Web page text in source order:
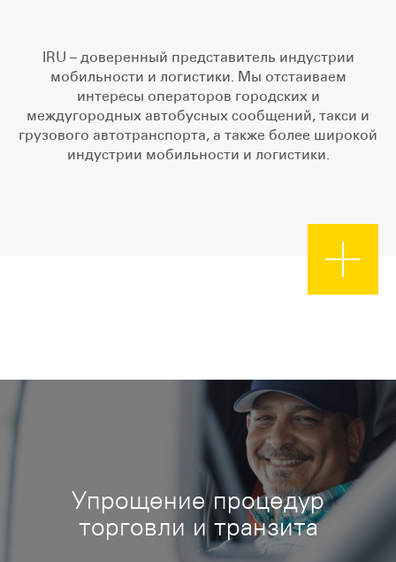
IRU – доверенный представитель индустрии
мобильности и логистики. Мы отстаиваем
интересы операторов городских и
междугородных автобусных сообщений, такси и
грузового автотранспорта, а также более широкой
индустрии мобильности и логистики.
Упрощение процедур
торговли и транзита